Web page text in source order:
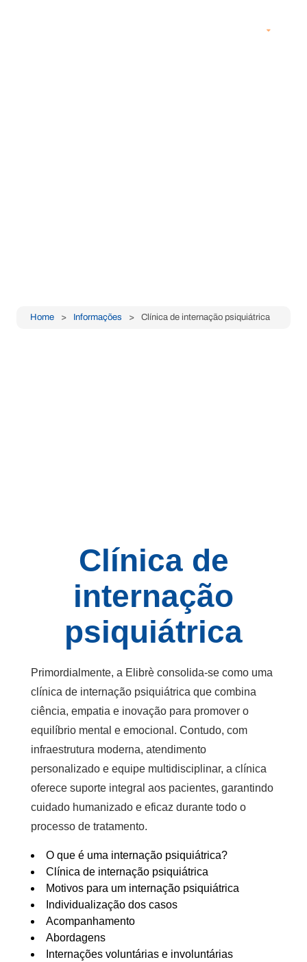
Home Informações Clínica de internação psiquiátrica
Clínica de
internação
psiquiátrica
Primordialmente, a Elibrè consolida-se como uma
clínica de internação psiquiátrica que combina
ciência, empatia e inovação para promover o
equilíbrio mental e emocional. Contudo, com
infraestrutura moderna, atendimento
personalizado e equipe multidisciplinar, a clínica
oferece suporte integral aos pacientes, garantindo
cuidado humanizado e eficaz durante todo o
processo de tratamento.
O que é uma internação psiquiátrica?
Clínica de internação psiquiátrica
Motivos para um internação psiquiátrica
Individualização dos casos
Acompanhamento
Abordagens
Internações voluntárias e involuntárias